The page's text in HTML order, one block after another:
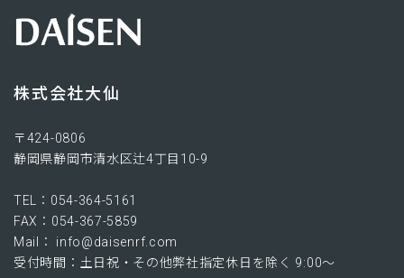
株式会社大仙
〒424-0806​
静岡県静岡市清水区辻4丁目10-9
TEL：054-364-5161
FAX：054-367-5859
Mail： info@daisenrf.com
受付時間：土日祝・その他弊社指定休日を除く 9:00～